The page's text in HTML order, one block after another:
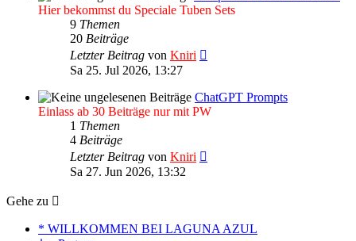
Hier bekommst du Speciale Tuben Sets
9 Themen
20 Beiträge
Letzter Beitrag von Kniri
Sa 25. Jul 2026, 13:27
ChatGPT Prompts
Einlass ab 30 Beiträge nur mit PW
1 Themen
4 Beiträge
Letzter Beitrag von Kniri
Sa 27. Jun 2026, 13:32
Gehe zu
* WILLKOMMEN BEI LAGUNA AZUL